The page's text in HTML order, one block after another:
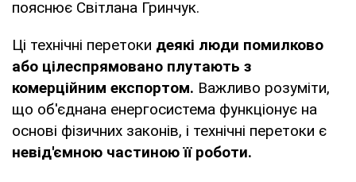
пояснює Світлана Гринчук.
Ці технічні перетоки деякі люди помилково
або цілеспрямовано плутають з
комерційним експортом. Важливо розуміти,
що об'єднана енергосистема функціонує на
основі фізичних законів, і технічні перетоки є
невід'ємною частиною її роботи.